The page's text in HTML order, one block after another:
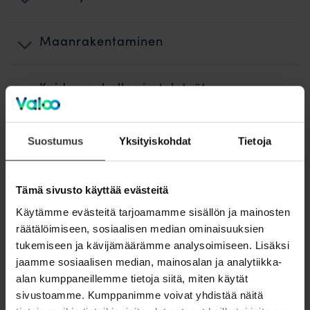
Suostumus Yksityiskohdat Tietoja
Tämä sivusto käyttää evästeitä
Käytämme evästeitä tarjoamamme sisällön ja mainosten
räätälöimiseen, sosiaalisen median ominaisuuksien
tukemiseen ja kävijämäärämme analysoimiseen. Lisäksi
jaamme sosiaalisen median, mainosalan ja analytiikka-
alan kumppaneillemme tietoja siitä, miten käytät
sivustoamme. Kumppanimme voivat yhdistää näitä
Maanrakentaminen
Kuidun puhallus ja teletyöt
Laskutus
Valokuidun rakentamisen vaiheet